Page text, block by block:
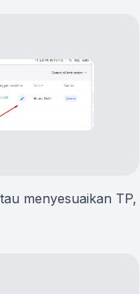
menyesuaikan TP,